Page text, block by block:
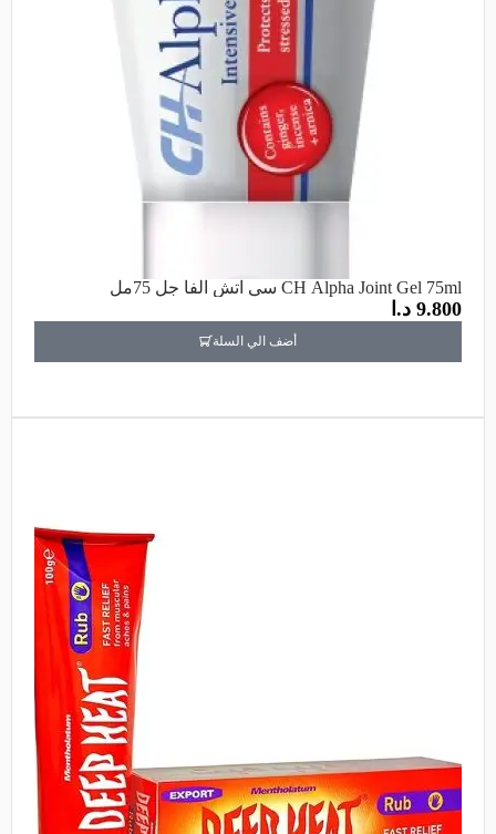
CH Alpha Joint Gel 75ml سي اتش الفا جل 75مل
9.800 د.ا
أضف الي السلة